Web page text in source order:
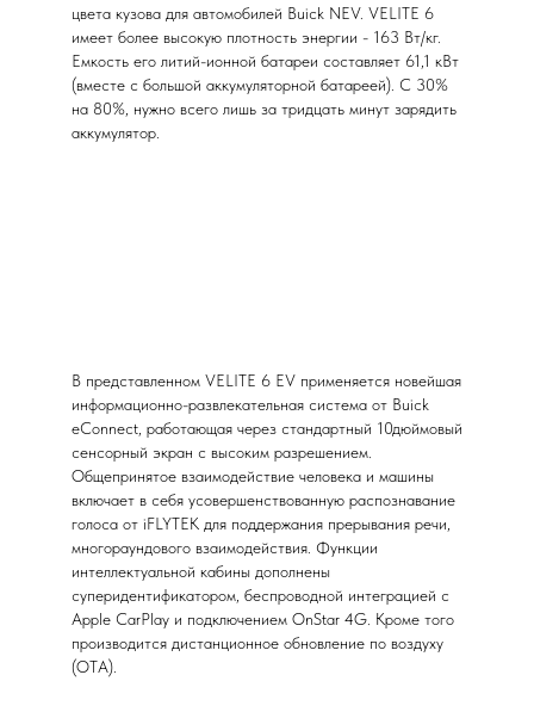
цвета кузова для автомобилей Buick NEV. VELITE 6
имеет более высокую плотность энергии - 163 Вт/кг.
Емкость его литий-ионной батареи составляет 61,1 кВт
(вместе с большой аккумуляторной батареей). С 30%
на 80%, нужно всего лишь за тридцать минут зарядить
аккумулятор.
В представленном VELITE 6 EV применяется новейшая
информационно-развлекательная система от Buick
eConnect, работающая через стандартный 10дюймовый
сенсорный экран с высоким разрешением.
Общепринятое взаимодействие человека и машины
включает в себя усовершенствованную распознавание
голоса от iFLYTEK для поддержания прерывания речи,
многораундового взаимодействия. Функции
интеллектуальной кабины дополнены
суперидентификатором, беспроводной интеграцией с
Apple CarPlay и подключением OnStar 4G. Кроме того
производится дистанционное обновление по воздуху
(OTA).